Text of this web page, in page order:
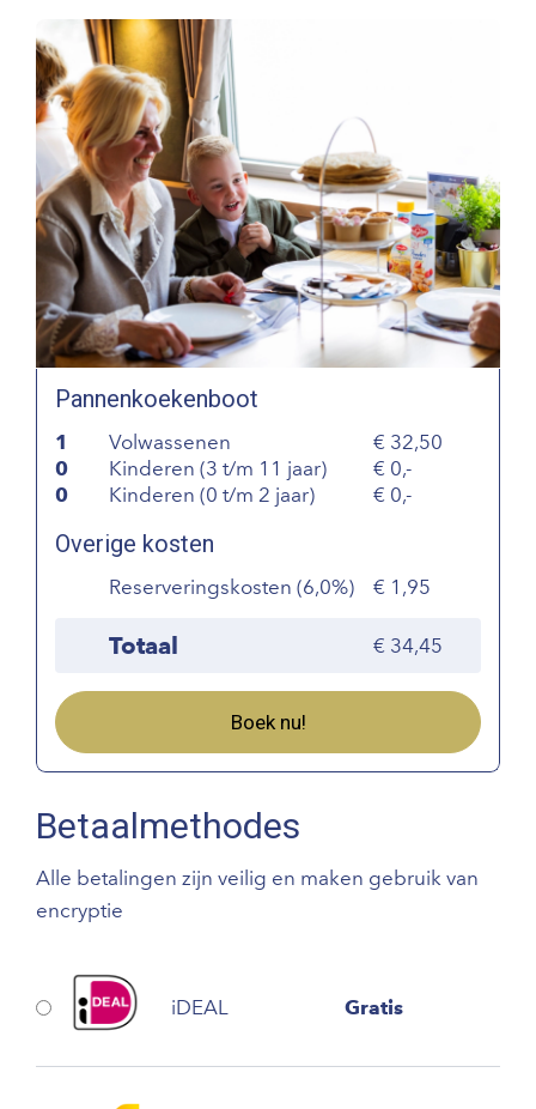
Pannenkoekenboot
1 Volwassenen
32,50
0
Kinderen (3 t/m 11 jaar)
0,-
0
Kinderen (0 t/m 2 jaar) 0,-
Overige kosten
Reserveringskosten (6,0%) 1,95
Totaal 34,45
Boek nu!
Betaalmethodes
Alle betalingen zijn veilig en maken gebruik van
encryptie
iDEAL Gratis